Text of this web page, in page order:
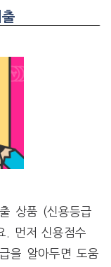
상품 (신용등급
. 먼저 신용점수
을 알아두면 도움